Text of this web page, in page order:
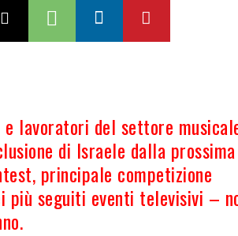
lavoratori del settore
di Israele dalla prossima
principale competizione
più seguiti eventi televisivi –